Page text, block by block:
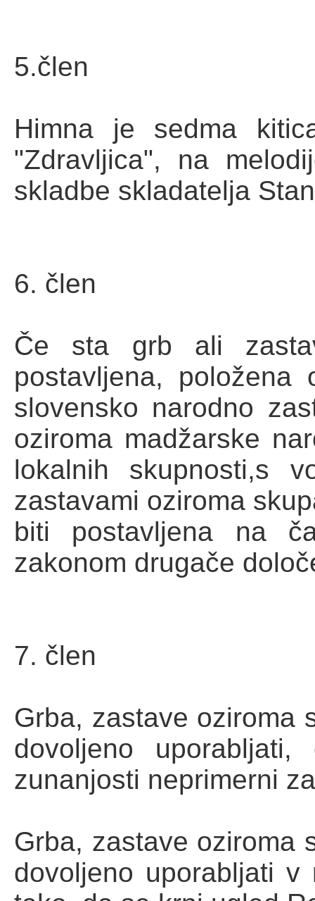
5.člen
Himna je sedma
"Zdravljica", na
skladbe skladatelja
6. člen
Če sta grb ali
postavljena, položena
slovensko narodno
oziroma madžarske
lokalnih skupnosti,s
zastavami oziroma
biti postavljena na
zakonom drugače
7. člen
Grba, zastave oziroma
dovoljeno
zunanjosti neprimerni
Grba, zastave oziroma
dovoljeno uporabljati